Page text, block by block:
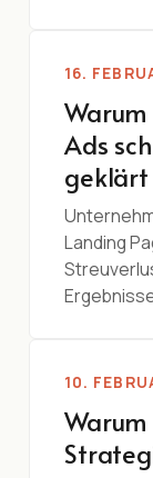
16.
Ads
geklärt
Landing
10.